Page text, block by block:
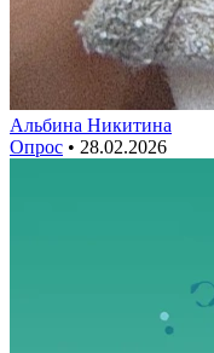
Альбина Никитина
Опрос • 28.02.2026